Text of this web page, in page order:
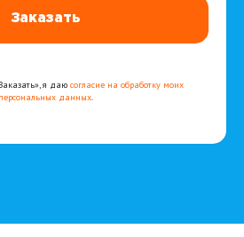
Заказать
я даю согласие на обработку моих
персональных данных.